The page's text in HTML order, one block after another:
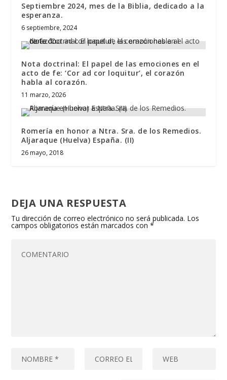
Septiembre 2024, mes de la Biblia, dedicado a la
esperanza.
6 septiembre, 2024
Nota doctrinal: El papel de las emociones en el
acto de fe: ‘Cor ad cor loquitur’, el corazón
habla al corazón.
11 marzo, 2026
Romería en honor a Ntra. Sra. de los Remedios.
Aljaraque (Huelva) España. (II)
26 mayo, 2018
DEJA UNA RESPUESTA
Tu dirección de correo electrónico no será publicada. Los
campos obligatorios están marcados con*